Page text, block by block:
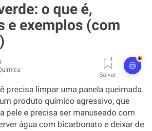
o que é,
e exemplos (com
Salvar
+
precisa limpar uma panela queimada.
produto químico agressivo, que
pele e precisa ser manuseado com
água com bicarbonato e deixar de